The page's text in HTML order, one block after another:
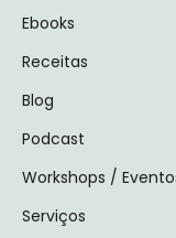
Ebooks
Receitas
Blog
Podcast
Workshops /
Serviços